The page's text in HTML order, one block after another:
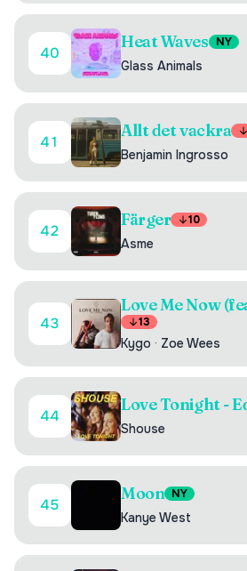
40
Heat Waves NY
Glass Animals
41
Allt det vackra
Benjamin Ingrosso
42
Färger 10
Asme
43
Love Me Now
13
Kygo · Zoe Wees
44
Love Tonight -
Shouse
45
Moon NY
Kanye West